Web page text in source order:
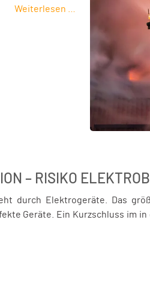
Weiterlesen …
– RISIKO
durch Elektrogeräte. Das
Geräte. Ein Kurzschluss im